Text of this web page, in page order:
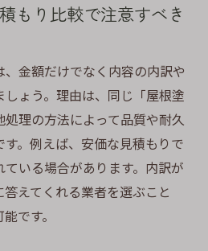
もり比較で注意すべき
金額だけでなく内容の内訳や
ょう。理由は、同じ「屋根塗
理の方法によって品質や耐久
。例えば、安価な見積もりで
いる場合があります。内訳が
えてくれる業者を選ぶこと
です。